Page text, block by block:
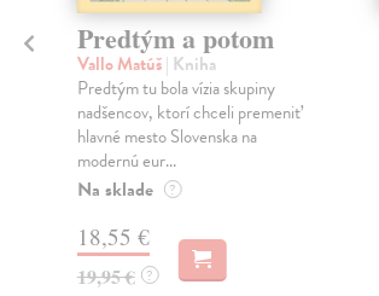
Predtým a potom
Vallo Matúš| Kniha
Predtým tu bola vízia skupiny
nadšencov, ktorí chceli premeniť
hlavné mesto Slovenska na
modernú eur...
Na sklade ?
18,55 €
19,95 € ?